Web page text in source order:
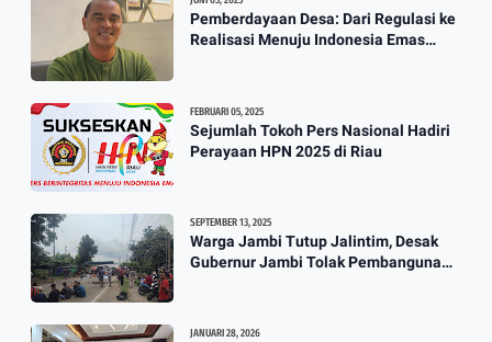
Pemberdayaan Desa: Dari Regulasi ke
Realisasi Menuju Indonesia Emas
FEBRUARI 05, 2025
Sejumlah Tokoh Pers Nasional Hadiri
Perayaan HPN 2025 di Riau
SEPTEMBER 13, 2025
Warga Jambi Tutup Jalintim, Desak
Gubernur Jambi Tolak Pembangunan
JANUARI 28, 2026